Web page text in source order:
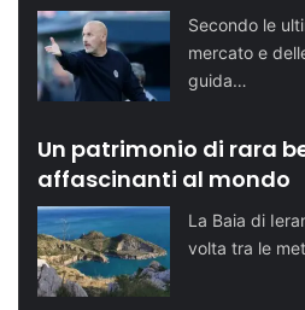
Secondo le
mercato e
guida…
Un patrimonio di rara
affascinanti al mondo
La Baia di
volta tra le